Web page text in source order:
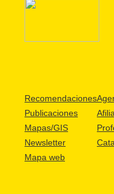
Recomendaciones
Publicaciones
Mapas/GIS
Newsletter
Mapa web